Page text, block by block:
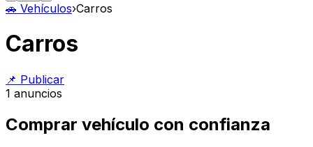
🚗 Vehículos›Carros
Carros
📌 Publicar
1 anuncios
Comprar vehículo con confianza